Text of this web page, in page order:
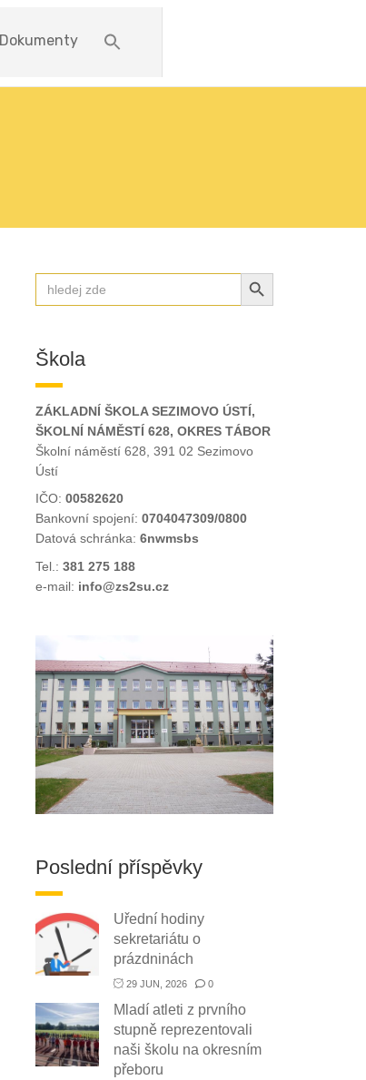
Dokumenty
Search
for:
SEARCH BUTTON
Škola
ZÁKLADNÍ ŠKOLA SEZIMOVO ÚSTÍ,
ŠKOLNÍ NÁMĚSTÍ 628, OKRES TÁBOR
Školní náměstí 628, 391 02 Sezimovo
Ústí
IČO: 00582620
Bankovní spojení: 0704047309/0800
Datová schránka: 6nwmsbs
Tel.: 381 275 188
e-mail: info@zs2su.cz
Poslední příspěvky
Uřední hodiny
sekretariátu o
prázdninách
29 JUN, 2026 0
Mladí atleti z prvního
stupně reprezentovali
naši školu na okresním
přeboru